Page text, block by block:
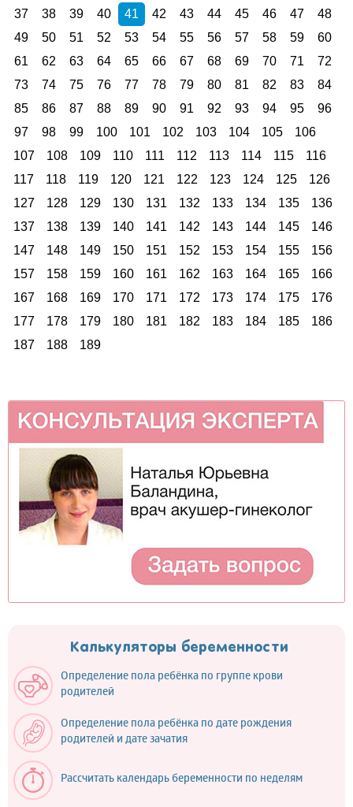
37
38 39 40 41 42 43 44 45 46 47
48
49
50 51 52 53 54 55 56 57 58 59
60
61
62 63 64 65 66 67 68 69 70 71
72
73
74 75 76 77 78 79 80 81 82 83
84
85
86 87 88 89 90 91 92 93 94 95
96
97
98 99 100 101 102 103 104 105
106
107
108 109 110 111 112 113 114 115
116
117
118 119 120 121 122 123 124 125
126
127
128 129 130 131 132 133 134 135
136
137
138 139 140 141 142 143 144 145
146
147
148 149 150 151 152 153 154 155
156
157
158 159 160 161 162 163 164 165
166
167
168 169 170 171 172 173 174 175
176
177
178 179 180 181 182 183 184 185
186
187
188 189
Калькуляторы беременности
Определение пола ребёнка по группе крови
родителей
Определение пола ребёнка по дате рождения
родителей и дате зачатия
Рассчитать календарь беременности по неделям